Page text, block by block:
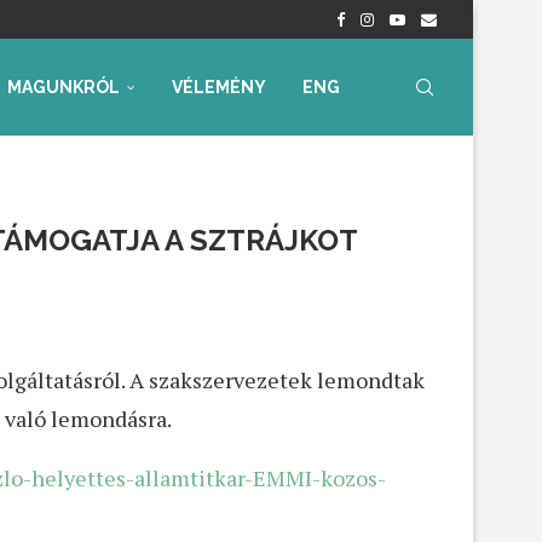
– Értékelés...
MAGUNKRÓL VÉLEMÉNY ENG
A SZTRÁJKOT
A szakszervezetek lemondtak
lemondásra.
helyettes-allamtitkar-EMMI-kozos-